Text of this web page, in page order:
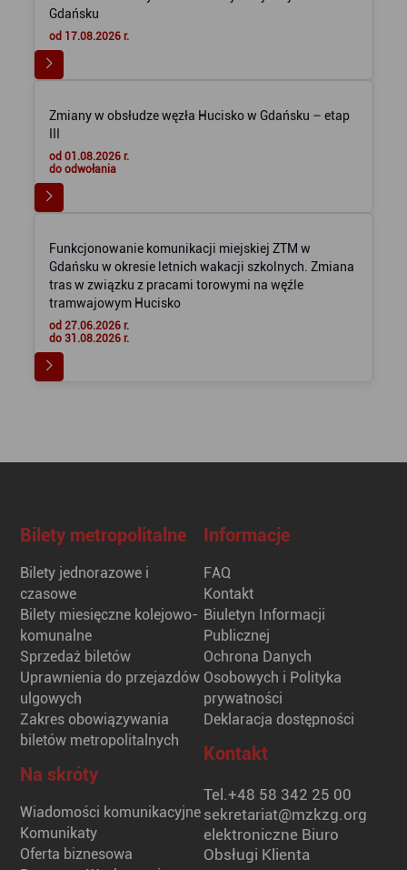
Gdańsku
od 17.08.2026 r.
Zmiany w obsłudze węzła Hucisko w Gdańsku – etap
od 01.08.2026 r.
do odwołania
Funkcjonowanie komunikacji miejskiej ZTM w
Gdańsku w okresie letnich wakacji szkolnych. Zmiana
tras w związku z pracami torowymi na węźle
tramwajowym Hucisko
od 27.06.2026 r.
do 31.08.2026 r.
Bilety metropolitalne
Bilety jednorazowe i
czasowe
Bilety miesięczne kolejowo-
komunalne
Sprzedaż biletów
Uprawnienia do przejazdów
ulgowych
Zakres obowiązywania
biletów metropolitalnych
Na skróty
Wiadomości komunikacyjne
Komunikaty
Oferta biznesowa
Informacje
FAQ
Kontakt
Biuletyn Informacji
Publicznej
Ochrona Danych
Osobowych i Polityka
prywatności
Deklaracja dostępności
Kontakt
Tel.+48 58 342 25 00
sekretariat@mzkzg.org
elektroniczne Biuro
Obsługi Klienta